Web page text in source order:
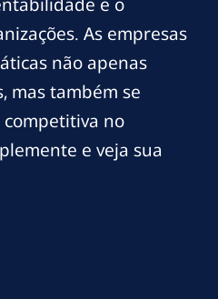
As empresas
não apenas
mas também se
no
e veja sua